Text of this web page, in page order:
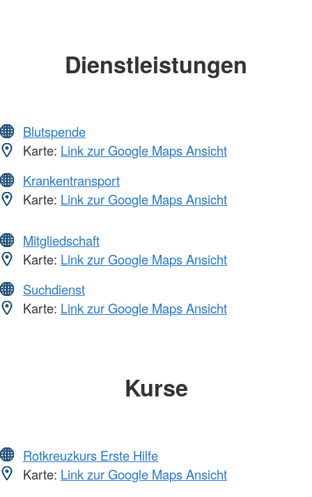
Dienstleistungen
Blutspende
Karte: Link zur Google Maps Ansicht
Krankentransport
Karte: Link zur Google Maps Ansicht
Mitgliedschaft
Karte: Link zur Google Maps Ansicht
Suchdienst
Karte: Link zur Google Maps Ansicht
Kurse
Rotkreuzkurs Erste Hilfe
Karte: Link zur Google Maps Ansicht